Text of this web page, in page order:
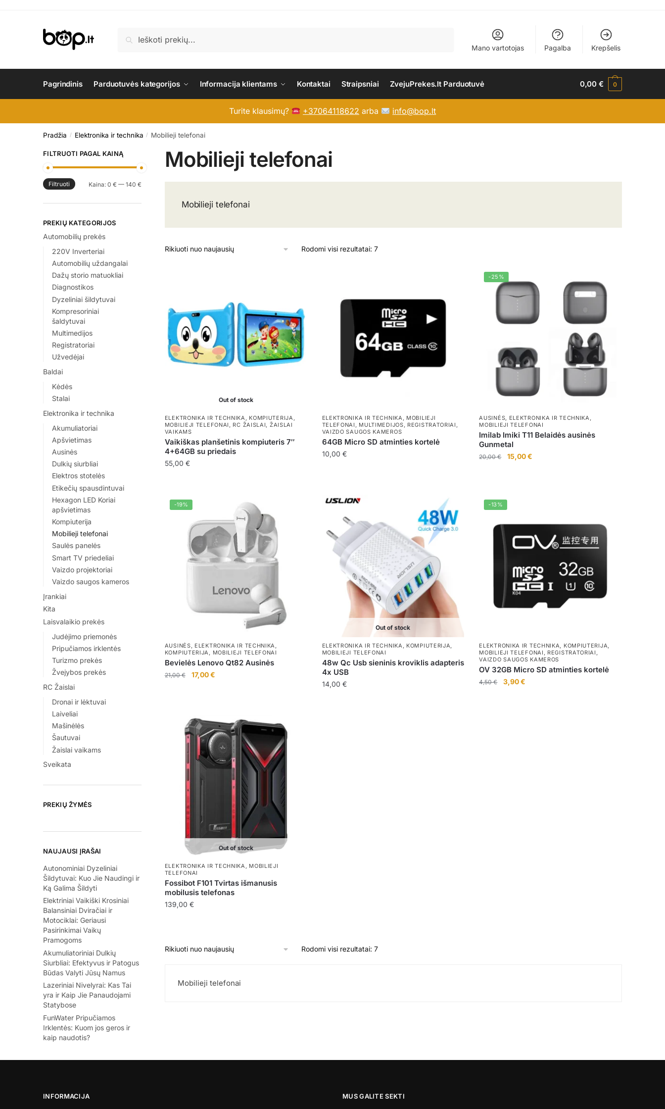
Ieškoti
Mano vartotojas Pagalba Krepšelis
Pagrindinis Parduotuvės kategorijos Informacija klientams Kontaktai Straipsniai ZvejuPrekes.lt Parduotuvė 0,00€ 0
Turite klausimų? +37064118622 arba info@bop.lt
Pradžia / Elektronika ir technika / Mobilieji telefonai
Mobilieji telefonai
Mobilieji telefonai
Rodomi visi rezultatai: 7Rūšiuojama
Out of stock
ELEKTRONIKA IR TECHNIKA, KOMPIUTERIJA,
MOBILIEJI TELEFONAI , RC ŽAISLAI, ŽAISLAI
VAIKAMS
Vaikiškas planšetinis kompiuteris 7″
4+64GB su priedais
55,00 €
has
variants.
options
ELEKTRONIKA IR TECHNIKA, MOBILIEJI
TELEFONAI , MULTIMEDIJOS, REGISTRATORIAI ,
VAIZDO SAUGOS KAMEROS
64GB Micro SD atminties kortelė
10,00 €
-25%
AUSINĖS, ELEKTRONIKA IR TECHNIKA,
MOBILIEJI TELEFONAI
Imilab Imiki T11 Belaidės ausinės
Gunmetal
20,00€
Original
15,00€
-19%
AUSINĖS ELEKTRONIKA IR TECHNIKA
KOMPIUTERIJA
MOBILIEJI TELEFONAI
Bevielės Lenovo Qt82 Ausinės
21,00€
Original
17,00€Current
Out of stock
ELEKTRONIKA IR TECHNIKA KOMPIUTERIJA
MOBILIEJI TELEFONAI
48w Qc Usb sieninis kroviklis adapteris
4x USB
14,00 €
-13%
ELEKTRONIKA IR TECHNIKA KOMPIUTERIJA
MOBILIEJI TELEFONAI
REGISTRATORIAI
VAIZDO SAUGOS KAMEROS
OV 32GB Micro SD atminties kortelė
4,50€
Original
3,90€
Out of stock
ELEKTRONIKA IR TECHNIKA, MOBILIEJI
TELEFONAI
Fossibot F101 Tvirtas išmanusis
mobilusis telefonas
139,00 €
Rodomi visi rezultatai: 7Rūšiuojama
Mobilieji telefonai
FILTRUOTI PAGAL KAINĄ
Min
Maks
Filtruoti Kaina: 0 € — 140 €
PREKIŲ KATEGORIJOS
Automobilių prekės
220V Inverteriai
Automobilių uždangalai
Dažų storio matuokliai
Diagnostikos
Dyzeliniai šildytuvai
Kompresoriniai
šaldytuvai
Multimedijos
Registratoriai
Užvedėjai
Baldai
Kėdės
Stalai
Elektronika ir technika
Akumuliatoriai
Apšvietimas
Ausinės
Dulkių siurbliai
Elektros stotelės
Etikečių spausdintuvai
Hexagon LED Koriai
apšvietimas
Kompiuterija
Mobilieji telefonai
Saulės panelės
Smart TV priedeliai
Vaizdo projektoriai
Vaizdo saugos kameros
Įrankiai
Kita
Laisvalaikio prekės
Judėjimo priemonės
Pripučiamos irklentės
Turizmo prekės
Žvejybos prekės
RC Žaislai
Dronai ir lėktuvai
Laiveliai
Mašinėlės
Šautuvai
Žaislai vaikams
Sveikata
PREKIŲ ŽYMĖS
NAUJAUSI ĮRAŠAI
Autonominiai Dyzeliniai
Šildytuvai: Kuo Jie Naudingi ir
Ką Galima Šildyti
Elektriniai Vaikiški Krosiniai
Balansiniai Dviračiai ir
Motociklai: Geriausi
Pasirinkimai Vaikų
Pramogoms
Akumuliatoriniai Dulkių
Siurbliai: Efektyvus ir Patogus
Būdas Valyti Jūsų Namus
Lazeriniai Nivelyrai: Kas Tai
yra ir Kaip Jie Panaudojami
Statybose
FunWater Pripučiamos
Irklentės: Kuom jos geros ir
kaip naudotis?
INFORMACIJA MUS GALITE SEKTI